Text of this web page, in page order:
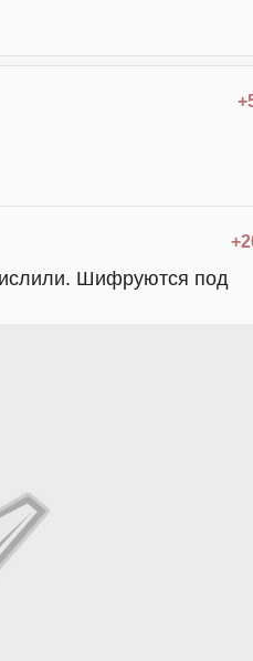
Шифруются под